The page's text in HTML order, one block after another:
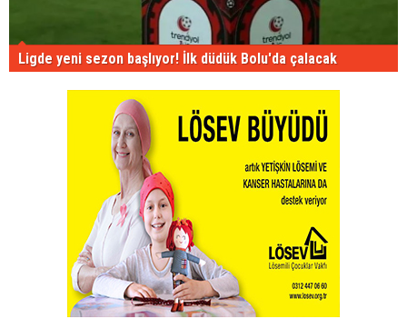
Ligde yeni sezon başlıyor! İlk düdük Bolu'da çalacak